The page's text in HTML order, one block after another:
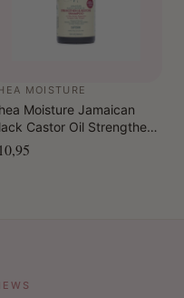
MOISTURE
Moisture Jamaican
Castor Oil Strengthen
Restore Shampoo 384 ml